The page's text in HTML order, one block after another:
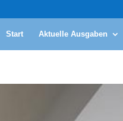
Start Aktuelle Ausgaben